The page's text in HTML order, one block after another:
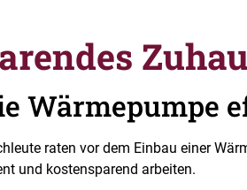
Wärmepumpe
raten vor dem Einbau einer
und kostensparend arbeiten.